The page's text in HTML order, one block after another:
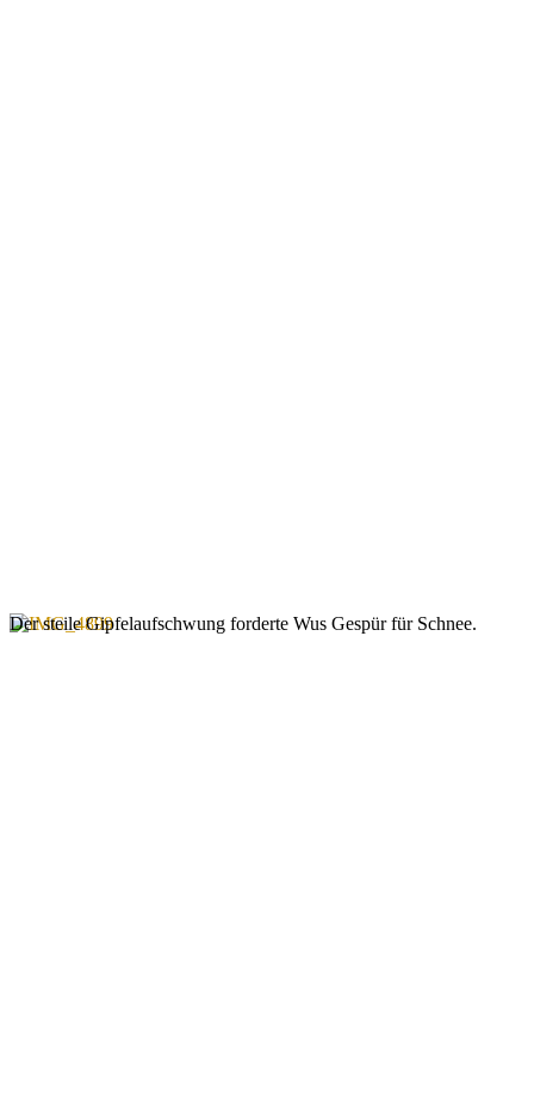
Der steile Gipfelaufschwung forderte Wus Gespür für Schnee.